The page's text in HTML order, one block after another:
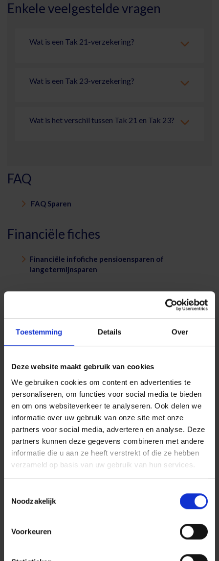
Toestemming Details Over
Deze website maakt gebruik van cookies
We gebruiken cookies om content en advertenties te
personaliseren, om functies voor social media te bieden
en om ons websiteverkeer te analyseren. Ook delen we
informatie over uw gebruik van onze site met onze
partners voor social media, adverteren en analyse. Deze
partners kunnen deze gegevens combineren met andere
informatie die u aan ze heeft verstrekt of die ze hebben
verzameld op basis van uw gebruik van hun services.
Noodzakelijk
Voorkeuren
Enkele veelgestelde vragen
Wat is een Tak 21-verzekering?
Wat is een Tak 23-verzekering?
Wat is het verschil tussen Tak 21 en Tak 23?
FAQ
FAQ Sparen
Financiële fiches
Financiële infofiche pensioensparen of
langetermijnsparen
Algemene voorwaarden - C001 - 11/2023
Beheersreglementen fondsen tak 23
(pre)contractuele productinformatie